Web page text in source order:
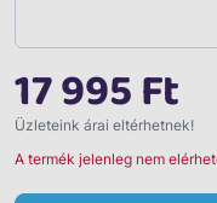
17 995 Ft
Üzleteink árai eltérhetnek!
A termék jelenleg nem